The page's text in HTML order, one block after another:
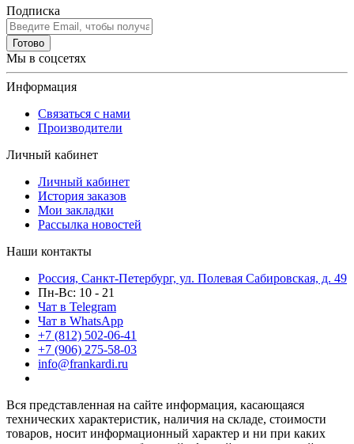
Подписка
Готово
Мы в соцсетях
Информация
Связаться с нами
Производители
Личный кабинет
Личный кабинет
История заказов
Мои закладки
Рассылка новостей
Наши контакты
Россия, Санкт-Петербург, ул. Полевая Сабировская, д. 49
Пн-Вс: 10 - 21
Чат в Telegram
Чат в WhatsApp
+7 (812) 502-06-41
+7 (906) 275-58-03
info@frankardi.ru
Вся представленная на сайте информация, касающаяся
технических характеристик, наличия на складе, стоимости
товаров, носит информационный характер и ни при каких